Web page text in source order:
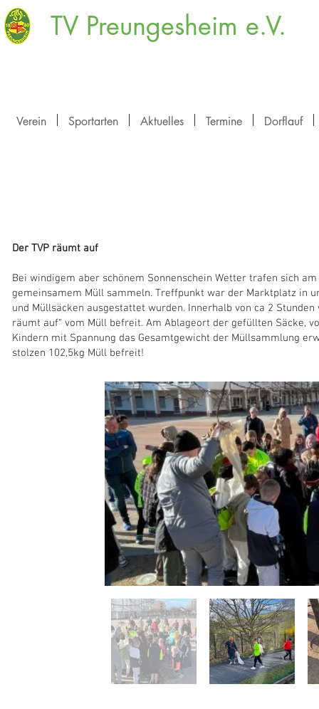
TV Preungesheim e.V.
Verein Sportarten Aktuelles Termine Dorflauf
Der TVP räumt auf
Bei windigem aber schönem Sonnenschein Wetter trafen sich
gemeinsamem Müll sammeln. Treffpunkt war der Marktplatz in
und Müllsäcken ausgestattet wurden. Innerhalb von ca 2
räumt auf“ vom Müll befreit. Am Ablageort der gefüllten Säcke,
Kindern mit Spannung das Gesamtgewicht der Müllsammlung
stolzen 102,5kg Müll befreit!